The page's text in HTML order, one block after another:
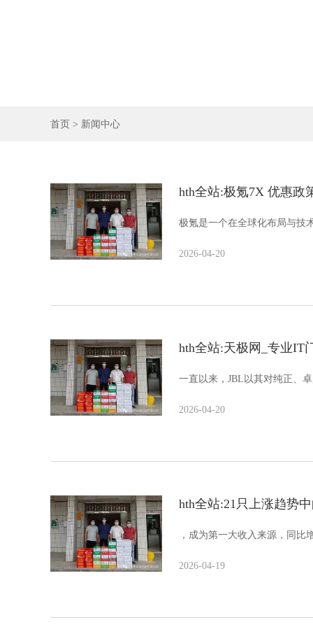
首页 > 新闻中心
hth全站:极氪7X 优惠政
极氪是一个在全球化布局与技
2026-04-20
hth全站:天极网_专业IT
一直以来，JBL以其对纯正、
2026-04-20
hth全站:21只上涨趋势
，成为第一大收入来源，同
2026-04-19